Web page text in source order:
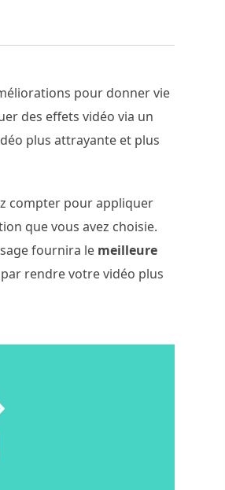
pour donner vie
des effets vidéo via un
plus attrayante et plus
compter pour appliquer
que vous avez choisie.
fournira le meilleure
rendre votre vidéo plus